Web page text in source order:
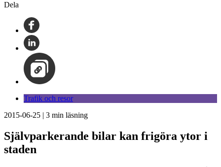
Dela
Trafik och resor
2015-06-25 | 3 min läsning
Självparkerande bilar kan frigöra ytor i
staden